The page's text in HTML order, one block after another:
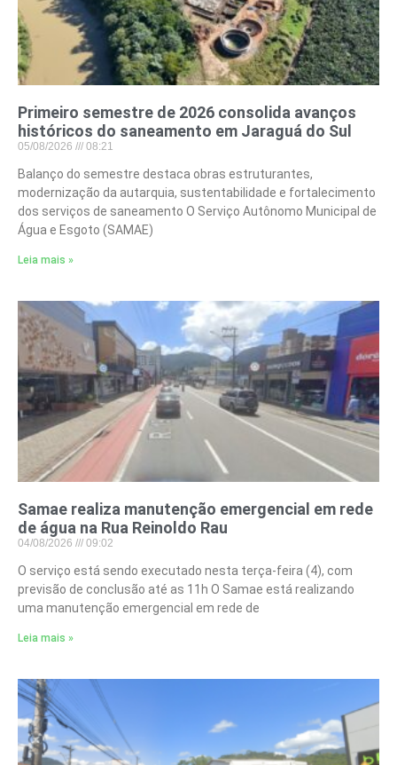
Primeiro semestre de 2026 consolida avanços
históricos do saneamento em Jaraguá do Sul
05/08/2026 08:21
Balanço do semestre destaca obras estruturantes,
modernização da autarquia, sustentabilidade e fortalecimento
dos serviços de saneamento O Serviço Autônomo Municipal de
Água e Esgoto (SAMAE)
Leia mais »
Samae realiza manutenção emergencial em rede
de água na Rua Reinoldo Rau
04/08/2026 09:02
O serviço está sendo executado nesta terça-feira (4), com
previsão de conclusão até as 11h O Samae está realizando
uma manutenção emergencial em rede de
Leia mais »